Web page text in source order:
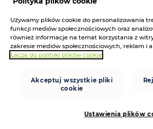
Używamy plików cookie do personalizowania
funkcji mediów społecznościowych oraz
również informacje na temat korzystania z
zakresie mediów społecznościowych, reklam i
Łącze do polityki plików cookie
Akceptuj wszystkie pliki
cookie
Ustawienia plików